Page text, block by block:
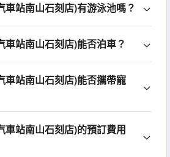
車站南山石刻店)有游泳池嗎？
車站南山石刻店)能否泊車？
車站南山石刻店)能否攜帶寵
車站南山石刻店)的預訂費用